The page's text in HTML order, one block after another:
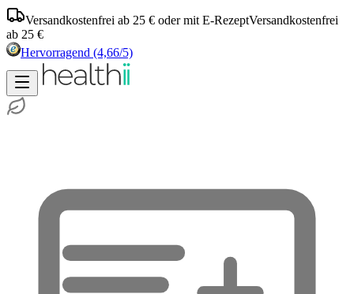
Versandkostenfrei ab 25 € oder mit E-RezeptVersandkostenfrei
ab 25 €
Hervorragend (4,66/5)